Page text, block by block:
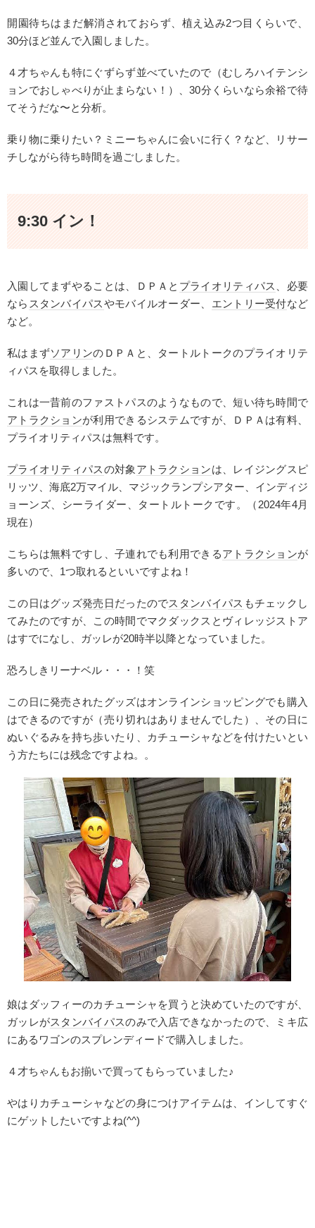
開園待ちはまだ解消されておらず、植え込み2つ目くらいで、
30分ほど並んで入園しました。
４才ちゃんも特にぐずらず並べていたので（むしろハイテンシ
ョンでおしゃべりが止まらない！）、30分くらいなら余裕で待
てそうだな〜と分析。
乗り物に乗りたい？ミニーちゃんに会いに行く？など、リサー
チしながら待ち時間を過ごしました。
9:30 イン！
入園してまずやることは、ＤＰＡと プライオリティパス
、必要
なら スタンバイパスやモバイルオーダー、 エントリー受付など
など。
私はまずソアリンのＤＰＡと、タートルトークのプライオリテ
ィパスを取得しました。
これは一昔前のファストパスのようなもので、短い待ち時間で
アトラクションが利用できるシステムですが、ＤＰＡは有料、
プライオリティパスは無料です。
プライオリティパスの対象 アトラクションは、レイジングスピ
リッツ、海底2万マイル、マジックランプシアター、インディジ
ョーンズ、シーライダー、タートルトークです。（2024年4月
現在）
こちらは無料ですし、子連れでも利用できるアトラクションが
多いので、1つ取れるといいですよね！
この日はグッズ発売日だったのでスタンバイパス もチェックし
てみたのですが、この時間でマクダックスとヴィレッジストア
はすでになし、ガッレが20時半以降となっていました。
恐ろしきリーナベル・・・！笑
この日に発売されたグッズはオンラインショッピングでも購入
はできるのですが（売り切れはありませんでした）、その日に
ぬいぐるみを持ち歩いたり、カチューシャなどを付けたいとい
う方たちには残念ですよね。。
娘はダッフィーのカチューシャを買うと決めていたのですが、
ガッレがスタンバイパスのみで入店できなかったので、ミキ広
にあるワゴンのスプレンディードで購入しました。
４才ちゃんもお揃いで買ってもらっていました♪
やはりカチューシャなどの身につけアイテムは、インしてすぐ
にゲットしたいですよね(^^)